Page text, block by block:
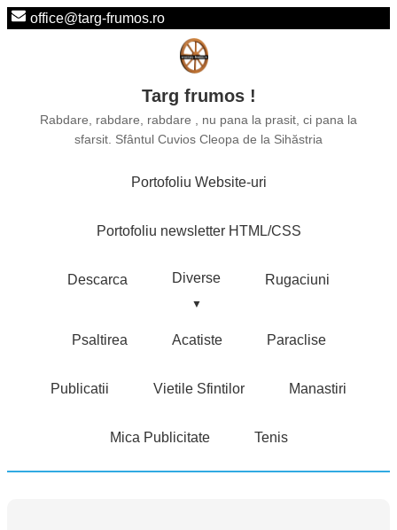
office@targ-frumos.ro
Targ frumos !
Rabdare, rabdare, rabdare , nu pana la prasit, ci pana la
sfarsit. Sfântul Cuvios Cleopa de la Sihăstria
Portofoliu Website-uri
Portofoliu newsletter HTML/CSS
Descarca Diverse Rugaciuni
Psaltirea Acatiste Paraclise
Publicatii Vietile Sfintilor Manastiri
Mica Publicitate Tenis